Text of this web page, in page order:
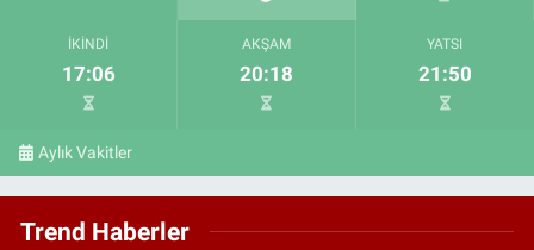
İKINDI
17:06
AKŞAM
20:18
YATSI
21:50
Aylık Vakitler
Trend Haberler